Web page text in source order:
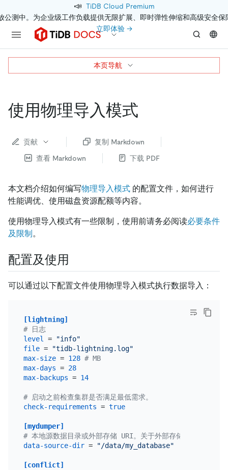
📣 TiDB Cloud Premium
公测中。为企业级工作负载提供无限扩展、即时弹性伸缩和高级安全保
立即体验 →
使用物理导入模式
贡献
复制 Markdown
查看 Markdown
下载 PDF
本文档介绍如何编写物理导入模式 的配置文件，如何进行
性能调优、使用磁盘资源配额等内容。
使用物理导入模式有一些限制，使用前请务必阅读必要条件
及限制。
配置及使用
可以通过以下配置文件使用物理导入模式执行数据导入：
[lightning]
# 日志
level =
"info"
file =
"tidb-lightning.log"
max-size = 128 # MB
max-days = 28
max-backups = 14
# 启动之前检查集群是否满足最低需求。
check-requirements = true
[mydumper]
# 本地源数据目录或外部存储 URI。关于外部存储 URI 详
data-source-dir = "/data/my_database"
[conflict]
本页导航